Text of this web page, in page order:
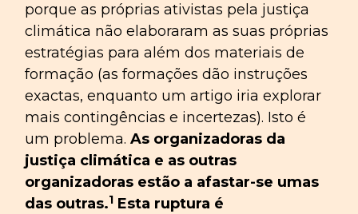
porque as próprias ativistas pela justiça
climática não elaboraram as suas próprias
estratégias para além dos materiais de
formação (as formações dão instruções
exactas, enquanto um artigo iria explorar
mais contingências e incertezas). Isto é
um problema.As organizadoras da
justiça climática e as outras
organizadoras estão a afastar-se umas
das outras.1 Esta ruptura é